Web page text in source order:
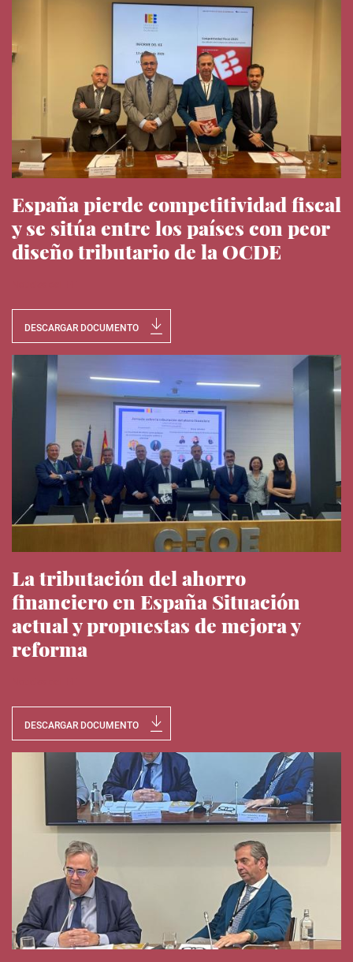
España pierde competitividad fiscal
y se sitúa entre los países con peor
diseño tributario de la OCDE
DESCARGAR DOCUMENTO
La tributación del ahorro
financiero en España Situación
actual y propuestas de mejora y
reforma
DESCARGAR DOCUMENTO